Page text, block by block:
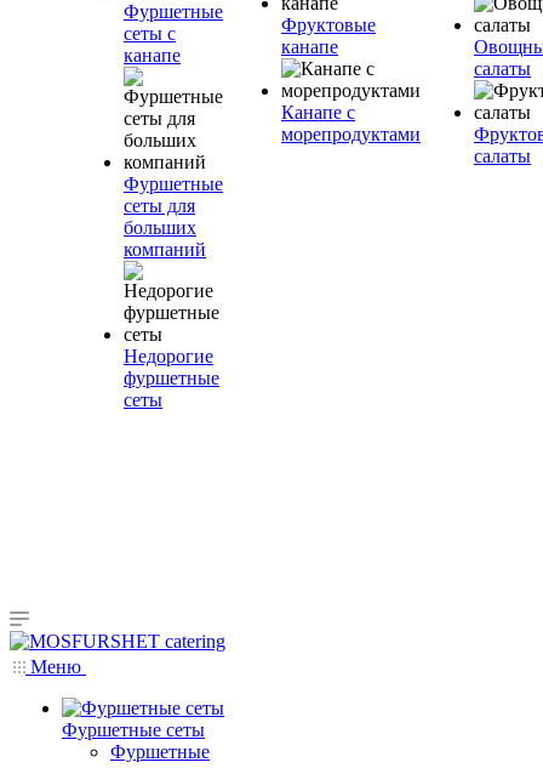
Фуршетные
сеты с
канапе
Фуршетные
сеты для
больших
компаний
Недорогие
фуршетные
сеты
Фруктовые
канапе
Канапе с
морепродуктами
салаты
салаты
Меню
Фуршетные сеты
Фуршетные